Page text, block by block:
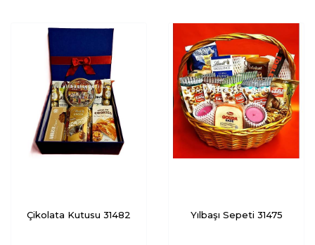
Çikolata Kutusu 31482 Yılbaşı Sepeti 31475